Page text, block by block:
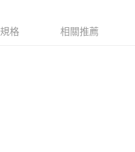
］
運費
格 相關推薦